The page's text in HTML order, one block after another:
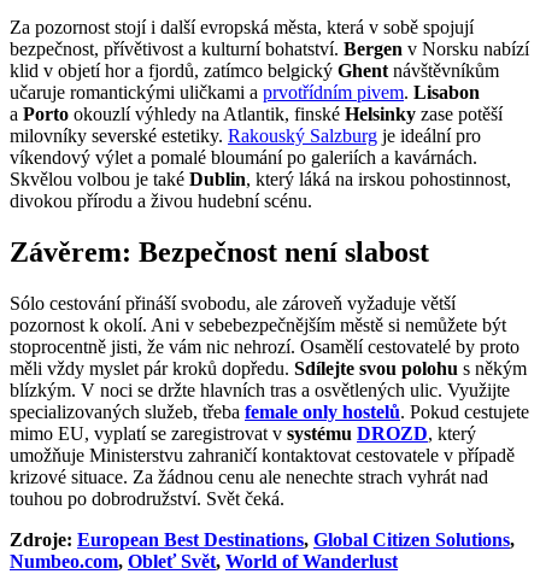
Za pozornost stojí i další evropská města, která v sobě spojují
bezpečnost, přívětivost a kulturní bohatství. Bergen v Norsku nabízí
klid v objetí hor a fjordů, zatímco belgický Ghent návštěvníkům
učaruje romantickými uličkami a prvotřídním pivem. Lisabon
a Porto okouzlí výhledy na Atlantik, finské Helsinky zase potěší
milovníky severské estetiky. Rakouský Salzburg je ideální pro
víkendový výlet a pomalé bloumání po galeriích a kavárnách.
Skvělou volbou je také Dublin, který láká na irskou pohostinnost,
divokou přírodu a živou hudební scénu.
Závěrem: Bezpečnost není slabost
Sólo cestování přináší svobodu, ale zároveň vyžaduje větší
pozornost k okolí. Ani v sebebezpečnějším městě si nemůžete být
stoprocentně jisti, že vám nic nehrozí. Osamělí cestovatelé by proto
měli vždy myslet pár kroků dopředu. Sdílejte svou polohu s někým
blízkým. V noci se držte hlavních tras a osvětlených ulic. Využijte
specializovaných služeb, třeba female only hostelů. Pokud cestujete
mimo EU, vyplatí se zaregistrovat v systému DROZD, který
umožňuje Ministerstvu zahraničí kontaktovat cestovatele v případě
krizové situace. Za žádnou cenu ale nenechte strach vyhrát nad
touhou po dobrodružství. Svět čeká.
Zdroje: European Best Destinations, Global Citizen Solutions,
Numbeo.com, Obleť Svět, World of Wanderlust